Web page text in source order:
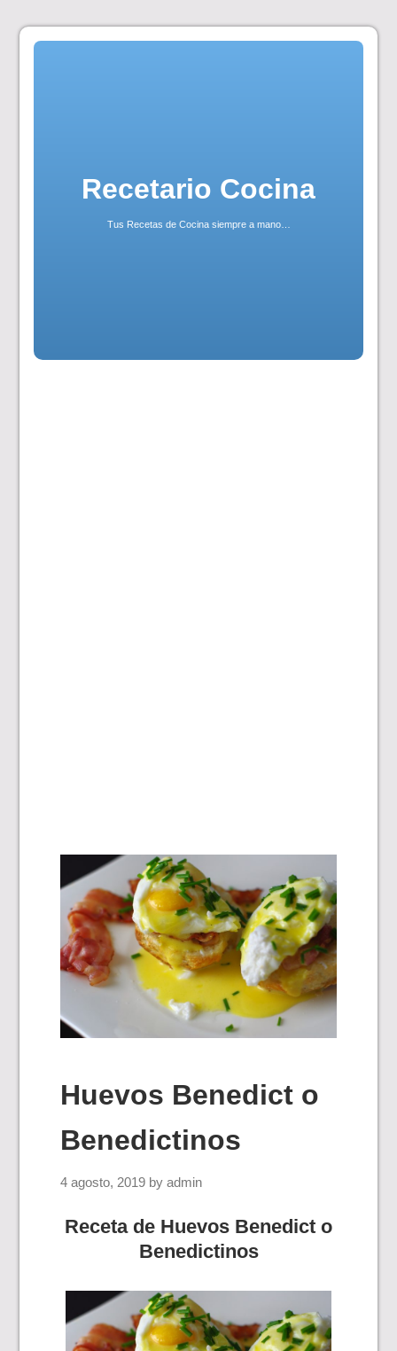
Skip
Recetario Cocina
Tus Recetas de Cocina siempre a mano…
Huevos Benedict o
Benedictinos
4 agosto, 2019 byadmin
Receta de Huevos Benedict o
Benedictinos